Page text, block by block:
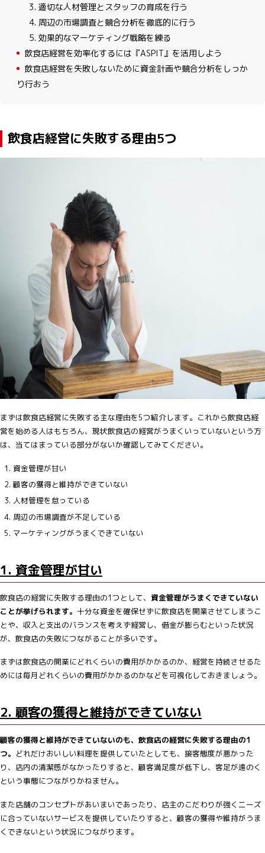
3. 適切な人材管理とスタッフの育成を行う
4. 周辺の市場調査と競合分析を徹底的に行う
5. 効果的なマーケティング戦略を練る
3 飲食店経営を効率化するには『ASPIT』を活用しよう
4 飲食店経営を失敗しないために資金計画や競合分析をしっか
り行おう
飲食店経営に失敗する理由5つ
まずは飲食店経営に失敗する主な理由を5つ紹介します。これから飲食店経
営を始める人はもちろん、現状飲食店の経営がうまくいっていないという方
は、当てはまっている部分がないか確認してみてください。
資金管理が甘い
顧客の獲得と維持ができていない
人材管理を怠っている
周辺の市場調査が不足している
マーケティングがうまくできていない
1. 資金管理が甘い
飲食店の経営に失敗する理由の1つとして、 資金管理がうまくできていない
ことが挙げられます。 十分な資金を確保せずに飲食店を開業させてしまうこ
とや、収入と支出のバランスを考えず経営し、借金が膨らむといった状況
が、飲食店の失敗につながることが多いです。
まずは飲食店の開業にどれくらいの費用がかかるのか、経営を持続させるた
めには毎月どれくらいの費用がかかるのかなどを可視化しておきましょう。
2. 顧客の獲得と維持ができていない
顧客の獲得と維持ができていないのも、飲食店の経営に失敗する理由の1
つ。 どれだけおいしい料理を提供していたとしても、接客態度が悪かった
り、店内の清潔感がなかったりすると、顧客満足度が低下し、客足が遠のく
という事態につながりかねません。
また店舗のコンセプトがあいまいであったり、店主のこだわりが強くニーズ
に合っていないサービスを提供していたりすると、顧客の獲得や維持がうま
くできないという状況につながります。